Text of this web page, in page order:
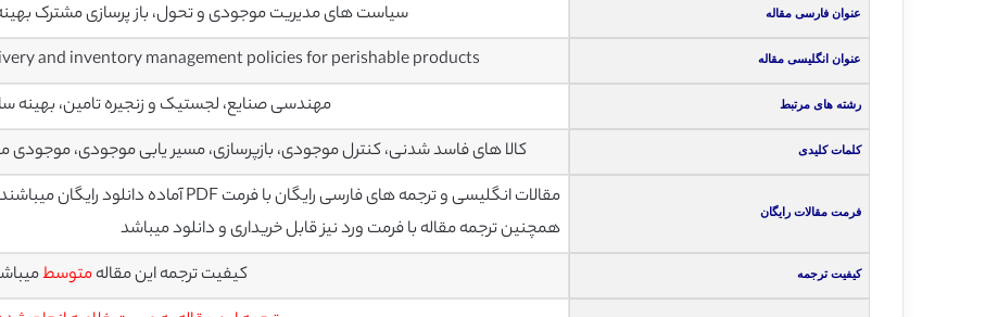
عنوان فارسی مقاله سیاست های مدیریت موجودی و تحول، باز پرسازی مشترک
عنوان انگلیسی مقاله and inventory management policies for perishable products
رشته های مرتبط مهندسی صنایع، لجستیک و زنجیره تامین، بهینه
کلمات کلیدی کالا های فاسد شدنی، کنترل موجودی، بازپرسازی، مسیر یابی موجودی،
فرمت مقالات رایگان
مقالات انگلیسی و ترجمه های فارسی رایگان با فرمت PDF آماده دانلود رایگان میباشند
همچنین ترجمه مقاله با فرمت ورد نیز قابل خریداری و دانلود میباشد
کیفیت ترجمه کیفیت ترجمه این مقالهمتوسط